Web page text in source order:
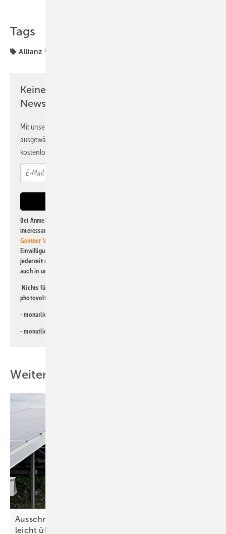
Tags
Allianz
Keine Zeit? Kein Problem mit dem PV
Newsletter!
Mit unserem Newsletter erhalten Sie regelmäßig von uns
ausgewählte Informationen und Neuigkeiten, gebündelt und
kostenlos direkt ins Postfach.
Bei Anmeldung zu diesem Newsletter bin ich damit einverstanden, über
interessante Verlags- und Online-Angebote
Gentner Verlag GmbH & Co. KG
Einwilligung kann ich jederzeit widerrufen und eine Abmeldung ist
jederzeit möglich. Informationen zum Umgang mit Daten finden Sie
auch in unserer
Nichts für Sie dabei? Dann lesen Sie doch einen unserer weiteren
photovoltaik-Newsletter!
- monatlicher
- monatlicher
Weitere Inhalte
Ausschreibung von Solarparkleistung nur noch
leicht überzeichnet